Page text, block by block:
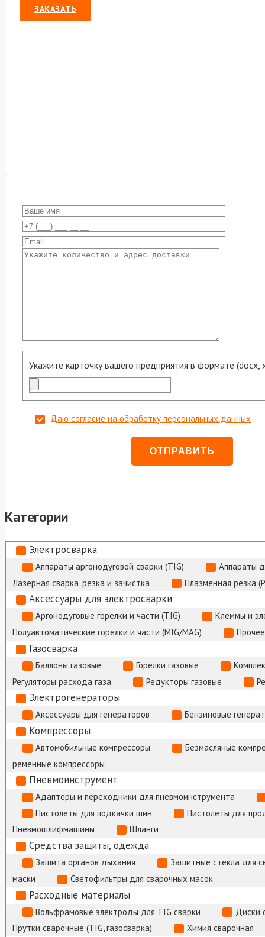
ЗАКАЗАТЬ
Укажите карточку вашего предприятия в формате (docx,
Даю согласие на обработку персональных данных
Категории
Электросварка
Аппараты аргонодуговой сварки (TIG)
Аппараты
Лазерная сварка, резка и зачистка
Плазменная резка
Аксессуары для электросварки
Аргонодуговые горелки и части (TIG)
Клеммы и
Полуавтоматические горелки и части (MIG/MAG)
Газосварка
Баллоны газовые Горелки газовые
Регуляторы расхода газа
Редукторы газовые
Электрогенераторы
Аксессуары для генераторов Бензиновые
Компрессоры
Автомобильные компрессоры
Безмасляные
ременные компрессоры
Пневмоинструмент
Адаптеры и переходники для пневмоинструмента
Пистолеты для подкачки шин
Пистолеты для
Пневмошлифмашины
Шланги
Средства защиты, одежда
Защита органов дыхания
Защитные стекла для
маски
Светофильтры для сварочных масок
Расходные материалы
Вольфрамовые электроды для TIG сварки
Диски
Прутки сварочные (TIG, газосварка)
Химия сварочная